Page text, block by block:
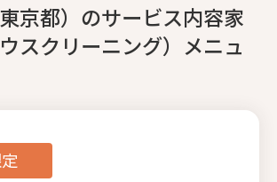
京都）のサービス内容家
スクリーニング）メニュ